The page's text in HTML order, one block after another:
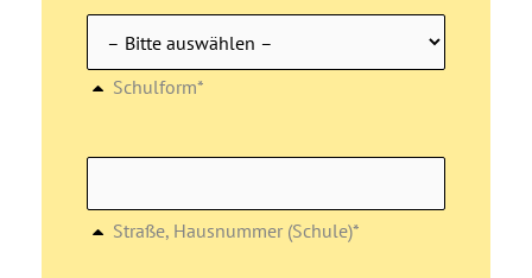
Schulform*
Straße, Hausnummer (Schule)*